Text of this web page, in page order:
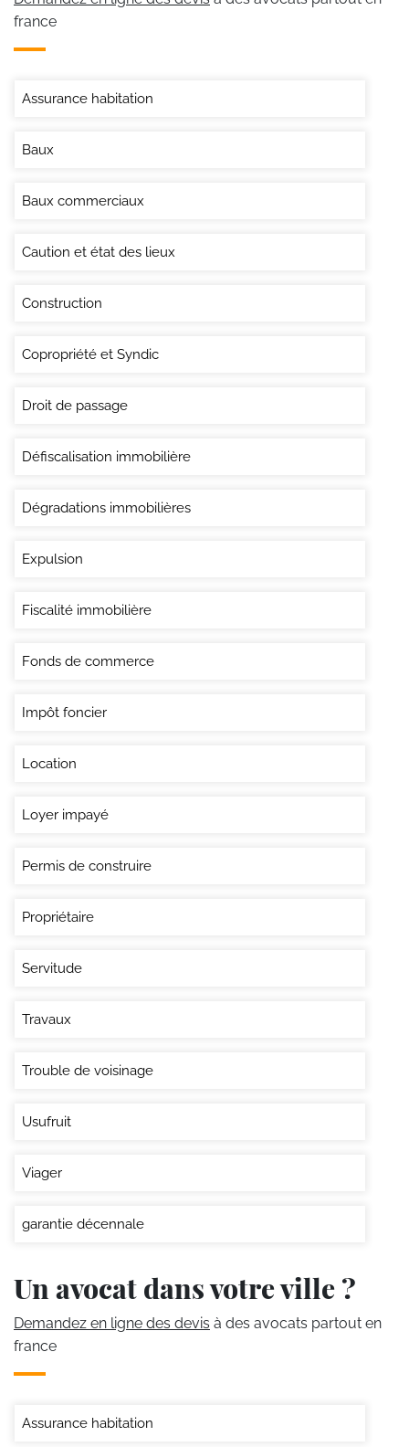
france
Assurance habitation
Baux
Baux commerciaux
Caution et état des lieux
Construction
Copropriété et Syndic
Droit de passage
Défiscalisation immobilière
Dégradations immobilières
Expulsion
Fiscalité immobilière
Fonds de commerce
Impôt foncier
Location
Loyer impayé
Permis de construire
Propriétaire
Servitude
Travaux
Trouble de voisinage
Usufruit
Viager
garantie décennale
Un avocat dans votre ville ?
Demandez en ligne des devis à des avocats partout en
france
Assurance habitation